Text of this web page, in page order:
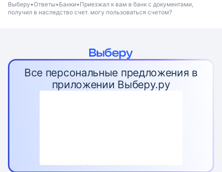
Выберу Ответы Банки Приезжал к вам в банк с документами,
получил в наследство счет. могу пользоваться счетом?
Все персональные предложения в
приложении Выберу.ру